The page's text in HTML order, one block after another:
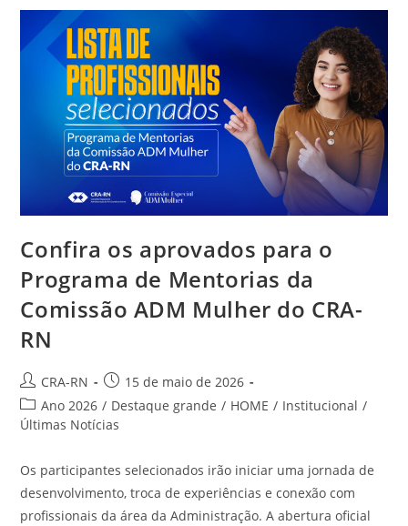
É
Lançado
Oficialmente
Pelo
CRA-
RN
Confira os aprovados para o
Programa de Mentorias da
Comissão ADM Mulher do CRA-
RN
Autor
do
post:
CRA-RN
Post
publicado:
15 de maio de 2026
Categoria
do
Ano 2026 / Destaque grande / HOME / Institucional /
Últimas Notícias
Os participantes selecionados irão iniciar uma jornada de
desenvolvimento, troca de experiências e conexão com
profissionais da área da Administração. A abertura oficial